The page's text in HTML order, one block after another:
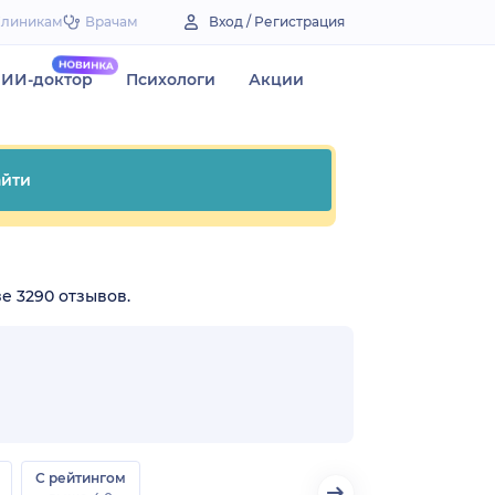
Врачам Вход / Регистрация
ИИ-доктор Психологи Акции
3290 отзывов.
С рейтингом